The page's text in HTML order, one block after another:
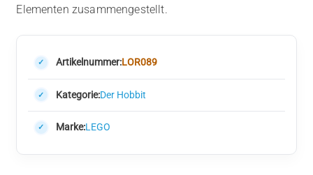
Elementen zusammengestellt.
Artikelnummer:LOR089
Kategorie:Der Hobbit
Marke:LEGO